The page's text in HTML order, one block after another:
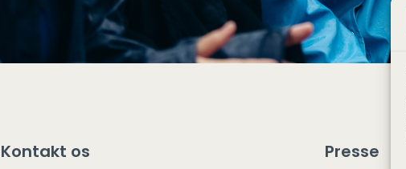
Kontakt os Presse